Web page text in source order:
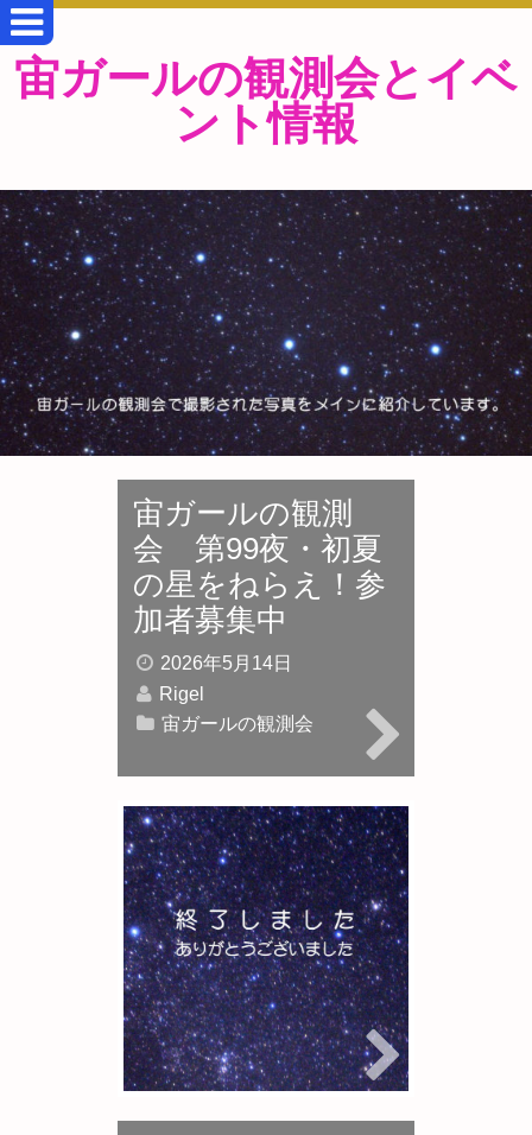
宙ガールの観測会とイベ
ント情報
宙ガールの観測
会 第99夜・初夏
の星をねらえ！参
加者募集中
2026年5月14日
Rigel
宙ガールの観測会
★宙ガールの観測
会 第98夜 麦
星、真珠星をねら
え！
2026年4月13日
Rigel
宙ガールの観測会